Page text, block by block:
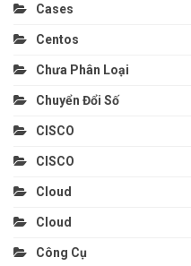
Cases
Centos
Chưa Phân Loại
Chuyển Đổi Số
CISCO
CISCO
Cloud
Cloud
Công Cụ